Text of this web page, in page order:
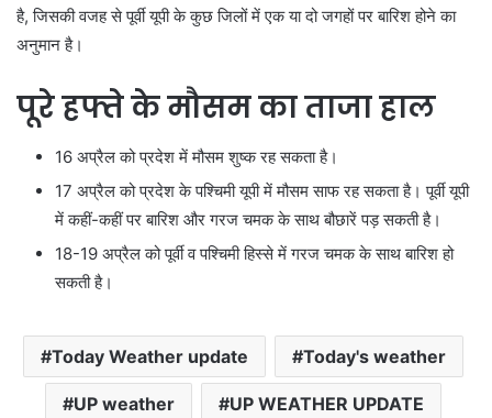
है, जिसकी वजह से पूर्वी यूपी के कुछ जिलों में एक या दो जगहों पर बारिश होने का
अनुमान है।
पूरे हफ्ते के मौसम का ताजा हाल
16 अप्रैल को प्रदेश में मौसम शुष्क रह सकता है।
17 अप्रैल को प्रदेश के पश्चिमी यूपी में मौसम साफ रह सकता है। पूर्वी यूपी
में कहीं-कहीं पर बारिश और गरज चमक के साथ बौछारें पड़ सकती है।
18-19 अप्रैल को पूर्वी व पश्चिमी हिस्से में गरज चमक के साथ बारिश हो
सकती है।
Today Weather update Today's weather
UP weather UP WEATHER UPDATE